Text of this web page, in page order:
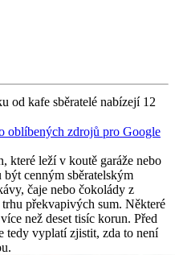
od kafe sběratelé nabízejí 12
oblíbených zdrojů pro Google
které leží v koutě garáže nebo
cenným sběratelským
čaje nebo čokolády z
překvapivých sum. Některé
než deset tisíc korun. Před
tedy vyplatí zjistit, zda to není